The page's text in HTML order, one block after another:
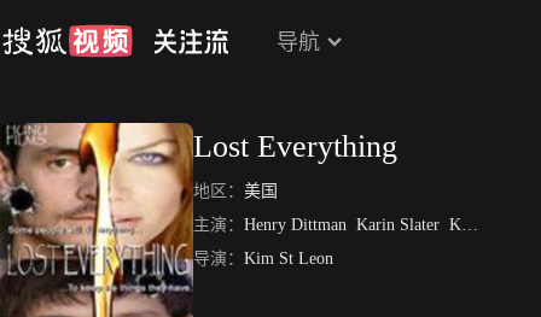
导航
Lost Everything
地区： 美国
主演： Henry Dittman Karin Slater Kyle Lupo
导演： Kim St Leon